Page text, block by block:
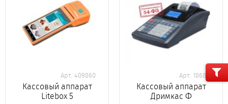
Арт. 409860
Кассовый аппарат
Litebox 5
Арт. 18688
Кассовый аппарат
Дримкас Ф